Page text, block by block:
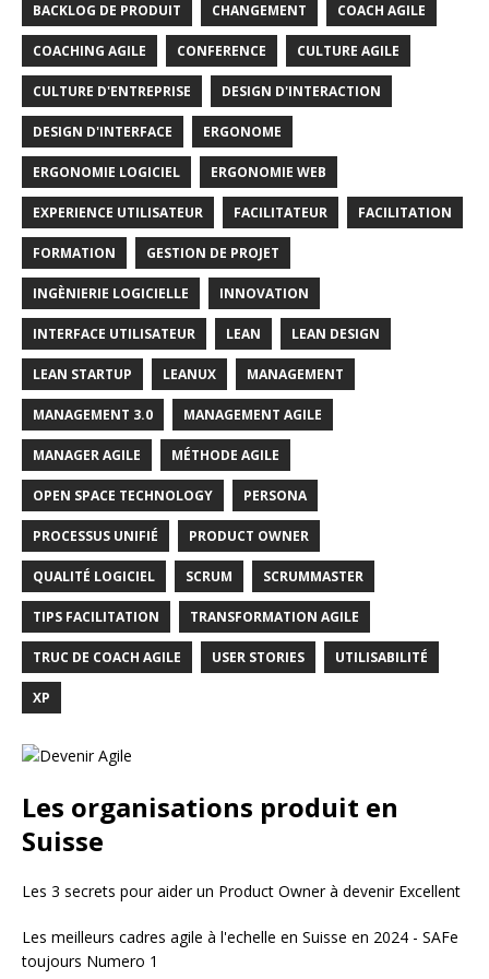
BACKLOG DE PRODUIT CHANGEMENT COACH AGILE
COACHING AGILE CONFERENCE CULTURE AGILE
CULTURE D'ENTREPRISE DESIGN D'INTERACTION
DESIGN D'INTERFACE ERGONOME
ERGONOMIE LOGICIEL ERGONOMIE WEB
EXPERIENCE UTILISATEUR FACILITATEUR FACILITATION
FORMATION GESTION DE PROJET
INGÈNIERIE LOGICIELLE INNOVATION
INTERFACE UTILISATEUR LEAN LEAN DESIGN
LEAN STARTUP LEANUX MANAGEMENT
MANAGEMENT 3.0 MANAGEMENT AGILE
MANAGER AGILE MÉTHODE AGILE
OPEN SPACE TECHNOLOGY PERSONA
PROCESSUS UNIFIÉ PRODUCT OWNER
QUALITÉ LOGICIEL SCRUM SCRUMMASTER
TIPS FACILITATION TRANSFORMATION AGILE
TRUC DE COACH AGILE USER STORIES UTILISABILITÉ
XP
Les organisations produit en
Suisse
Les 3 secrets pour aider un Product Owner à devenir Excellent
Les meilleurs cadres agile à l'echelle en Suisse en 2024 - SAFe
toujours Numero 1